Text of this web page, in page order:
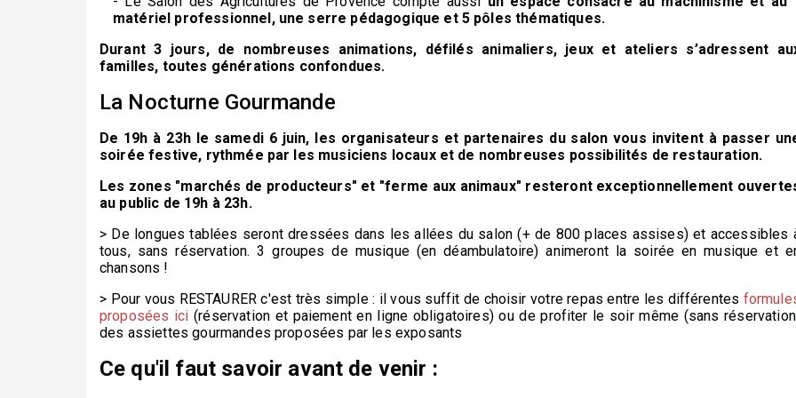
matériel professionnel, une serre pédagogique et 5 pôles thématiques.
Durant 3 jours, de nombreuses animations, défilés animaliers, jeux et ateliers s’adressent
familles, toutes générations confondues.
La Nocturne Gourmande
De 19h à 23h le samedi 6 juin, les organisateurs et partenaires du salon vous invitent à passer
soirée festive, rythmée par les musiciens locaux et de nombreuses possibilités de restauration.
Les zones "marchés de producteurs" et "ferme aux animaux" resteront exceptionnellement
au public de 19h à 23h.
​> De longues tablées seront dressées dans les allées du salon (+ de 800 places assises) et accessibles
tous, sans réservation. 3 groupes de musique (en déambulatoire) animeront la soirée en musique et
chansons !
​> Pour vous RESTAURER c'est très simple : il vous suffit de choisir votre repas entre les différentes
proposées ici (réservation et paiement en ligne obligatoires) ou de profiter le soir même (sans
des assiettes gourmandes proposées par les exposants
Ce qu'il faut savoir avant de venir :